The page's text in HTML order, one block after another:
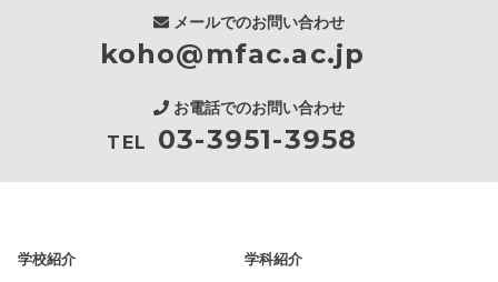
メールでのお問い合わせ
koho@mfac.ac.jp
お電話でのお問い合わせ
TEL 03-3951-3958
学校紹介 学科紹介